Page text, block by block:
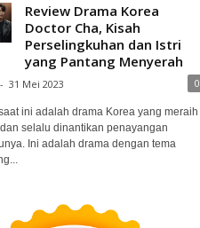
Review Drama Korea
Doctor Cha, Kisah
Perselingkuhan dan Istri
yang Pantang Menyerah
- 31 Mei 2023 0
ini adalah drama Korea yang meraih
selalu dinantikan penayangan
Ini adalah drama dengan tema